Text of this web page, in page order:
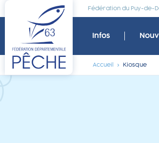
Fédération du Puy-de-
Infos
Accueil Kiosque